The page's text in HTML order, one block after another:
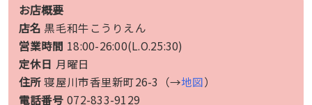
お店概要
店名 黒毛和牛こうりえん
営業時間 18:00-26:00(L.O.25:30)
定休日 月曜日
住所寝屋川市香里新町26-3（→地図）
電話番号 072-833-9129